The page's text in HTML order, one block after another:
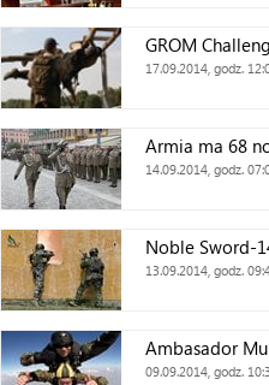
GROM
17.09.2014, godz.
Armia ma 68
14.09.2014, godz.
Noble Sword-
13.09.2014, godz.
Ambasador
09.09.2014, godz.